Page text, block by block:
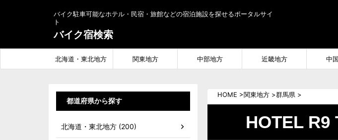
バイク駐車可能なホテル・民宿・旅館などの宿泊施設を探せるポータルサイ
ト
バイク宿検索
北海道・東北地方 関東地方 中部地方 近畿地方 中
HOME >関東地方 >群馬県 >
HOTEL R9
都道府県から探す
北海道・東北地方 (200)